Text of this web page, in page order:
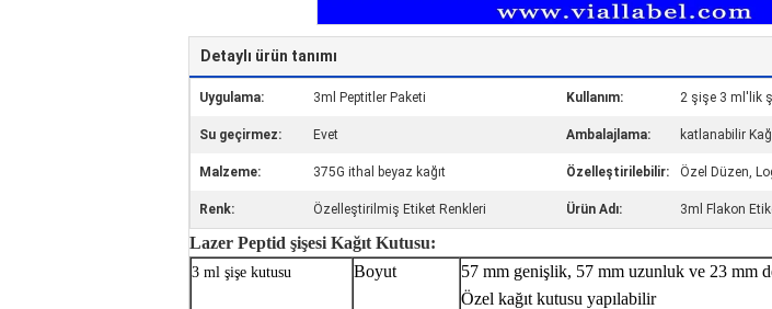
Detaylı ürün tanımı
Uygulama: 3ml Peptitler Paketi Kullanım: 2 şişe 3 ml'lik
Su geçirmez: Evet Ambalajlama: katlanabilir
Malzeme: 375G ithal beyaz kağıt Özelleştirilebilir: Özel Düzen,
Renk: Özelleştirilmiş Etiket Renkleri Ürün Adı: 3ml Flakon
Lazer Peptid şişesi Kağıt Kutusu:
3 ml şişe kutusu Boyut
57 mm genişlik, 57 mm uzunluk ve 23 mm
Özel kağıt kutusu yapılabilir